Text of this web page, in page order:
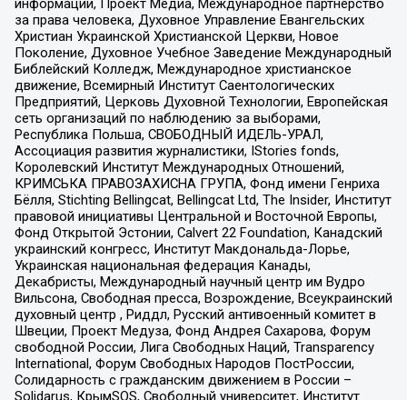
информации, Проект Медиа, Международное партнерство
за права человека, Духовное Управление Евангельских
Христиан Украинской Христианской Церкви, Новое
Поколение, Духовное Учебное Заведение Международный
Библейский Колледж, Международное христианское
движение, Всемирный Институт Саентологических
Предприятий, Церковь Духовной Технологии, Европейская
сеть организаций по наблюдению за выборами,
Республика Польша, СВОБОДНЫЙ ИДЕЛЬ-УРАЛ,
Ассоциация развития журналистики, IStories fonds,
Королевский Институт Международных Отношений,
КРИМСЬКА ПРАВОЗАХИСНА ГРУПА, Фонд имени Генриха
Бёлля, Stichting Bellingcat, Bellingcat Ltd, The Insider, Институт
правовой инициативы Центральной и Восточной Европы,
Фонд Открытой Эстонии, Calvert 22 Foundation, Канадский
украинский конгресс, Институт Макдональда-Лорье,
Украинская национальная федерация Канады,
Декабристы, Международный научный центр им Вудро
Вильсона, Свободная пресса, Возрождение, Всеукраинский
духовный центр , Риддл, Русский антивоенный комитет в
Швеции, Проект Медуза, Фонд Андрея Сахарова, Форум
свободной России, Лига Свободных Наций, Transparеncy
International, Форум Свободных Народов ПостРоссии,
Солидарность с гражданским движением в России –
Solidarus, КрымSOS, Свободный университет, Институт